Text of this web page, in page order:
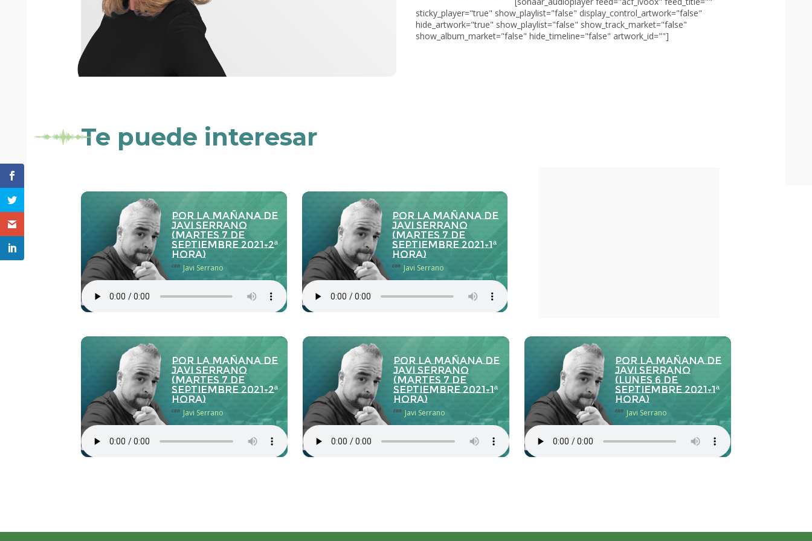
sticky_player="true" show_playlist="false" display_control_artwork="false"
hide_artwork="true" show_playlist="false" show_track_market="false"
show_album_market="false" hide_timeline="false" artwork_id=""]
Te puede interesar
Por la Mañana de
Javi Serrano
(martes 7 de
septiembre 2021-2ª
hora)
con Javi Serrano
Por la Mañana de
Javi Serrano
(martes 7 de
septiembre 2021-1ª
hora)
con Javi Serrano
Por la Mañana de
Javi Serrano
(martes 7 de
septiembre 2021-2ª
hora)
con Javi Serrano
Por la Mañana de
Javi Serrano
(martes 7 de
septiembre 2021-1ª
hora)
con Javi Serrano
Por la Mañana de
Javi Serrano
(lunes 6 de
septiembre 2021-1ª
hora)
con Javi Serrano